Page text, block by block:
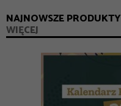
NAJNOWSZE PRODUKTY
WIĘCEJ